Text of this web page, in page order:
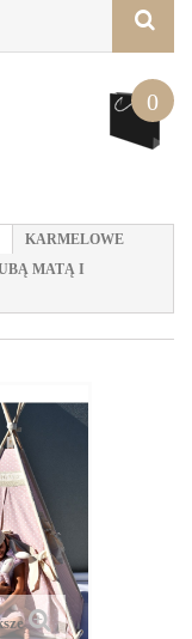
0
KARMELOWE
MATĄ I